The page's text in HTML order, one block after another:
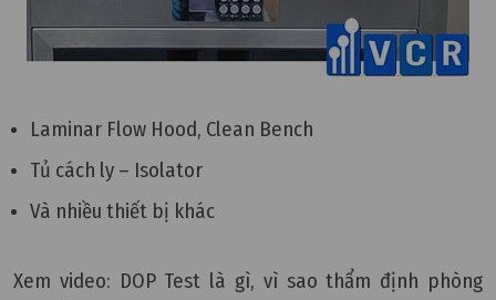
Laminar Flow Hood, Clean Bench
Tủ cách ly – Isolator
Và nhiều thiết bị khác
Xem video: DOP Test là gì, vì sao thẩm định phòng